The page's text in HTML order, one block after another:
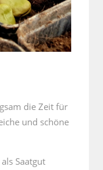
die Zeit für
und schöne
Saatgut